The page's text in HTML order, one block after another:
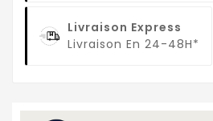
Livraison Express
Livraison En 24-48H*